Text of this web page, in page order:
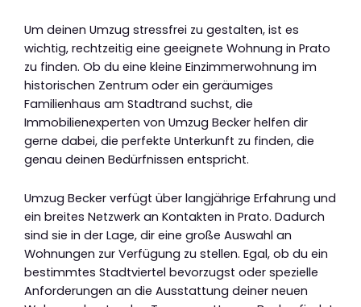
Um deinen Umzug stressfrei zu gestalten, ist es
wichtig, rechtzeitig eine geeignete Wohnung in Prato
zu finden. Ob du eine kleine Einzimmerwohnung im
historischen Zentrum oder ein geräumiges
Familienhaus am Stadtrand suchst, die
Immobilienexperten von Umzug Becker helfen dir
gerne dabei, die perfekte Unterkunft zu finden, die
genau deinen Bedürfnissen entspricht.
Umzug Becker verfügt über langjährige Erfahrung und
ein breites Netzwerk an Kontakten in Prato. Dadurch
sind sie in der Lage, dir eine große Auswahl an
Wohnungen zur Verfügung zu stellen. Egal, ob du ein
bestimmtes Stadtviertel bevorzugst oder spezielle
Anforderungen an die Ausstattung deiner neuen